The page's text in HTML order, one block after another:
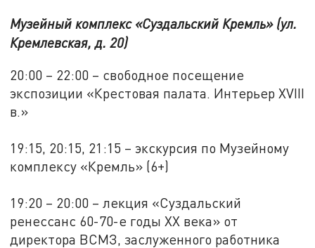
Музейный комплекс «Суздальский Кремль» (ул.
Кремлевская, д. 20)
20:00 – 22:00 – свободное посещение
экспозиции «Крестовая палата. Интерьер XVIII
в.»
19:15, 20:15, 21:15 – экскурсия по Музейному
комплексу «Кремль» (6+)
19:20 – 20:00 – лекция «Суздальский
ренессанс 60-70-е годы XX века» от
директора ВСМЗ, заслуженного работника